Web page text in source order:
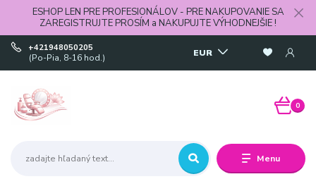
ESHOP LEN PRE PROFESIONÁLOV - PRE NAKUPOVANIE SA
ZAREGISTRUJTE PROSÍM a NAKUPUJTE VÝHODNEJŠIE !
Menu
EUR
+421948050205
(Po-Pia, 8-16 hod.)
0